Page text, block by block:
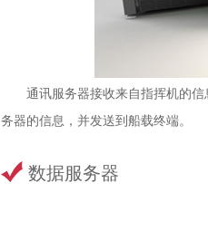
通讯服务器接收来自指挥机的
务器的信息，并发送到船载终端。
数据服务器